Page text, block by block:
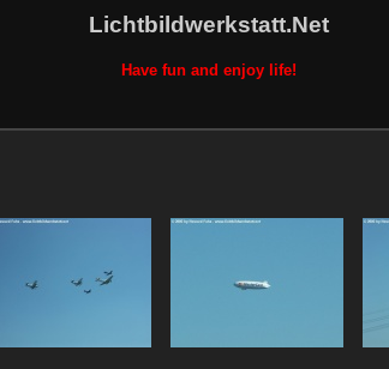
Lichtbildwerkstatt.Net
Have fun and enjoy life!